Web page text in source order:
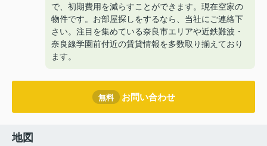
で、初期費用を減らすことができます。現在空家の
物件です。お部屋探しをするなら、当社にご連絡下
さい。注目を集めている奈良市エリアや近鉄難波・
奈良線学園前付近の賃貸情報を多数取り揃えており
ます。
無料 お問い合わせ
地図